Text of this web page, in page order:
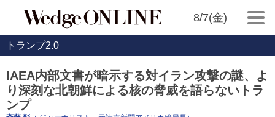
8/7(金)
トランプ2.0
IAEA内部文書が暗示する対イラン攻撃の謎、よ
り深刻な北朝鮮による核の脅威を語らないトラ
ンプ